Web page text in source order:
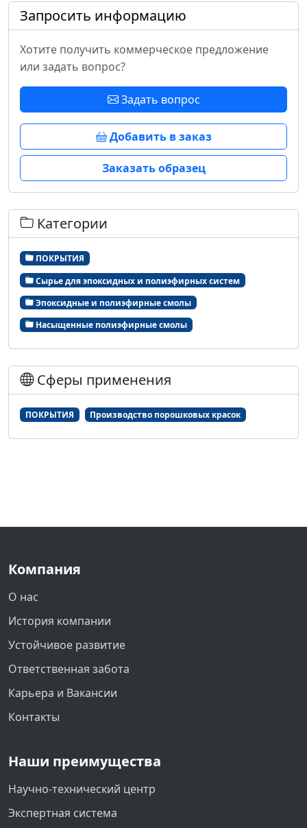
Запросить информацию
Хотите получить коммерческое предложение
или задать вопрос?
Задать вопрос
Добавить в заказ
Заказать образец
Категории
ПОКРЫТИЯ
Сырье для эпоксидных и полиэфирных систем
Эпоксидные и полиэфирные смолы
Насыщенные полиэфирные смолы
Сферы применения
ПОКРЫТИЯ Производство порошковых красок
Компания
О нас
История компании
Устойчивое развитие
Ответственная забота
Карьера и Вакансии
Контакты
Наши преимущества
Научно-технический центр
Экспертная система